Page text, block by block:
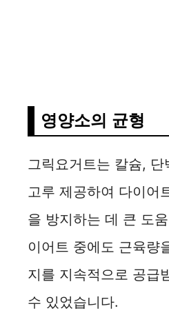
영양소의 균형
그릭요거트는 칼슘,
고루 제공하여 다이어
을 방지하는 데 큰 도
이어트 중에도 근육량
지를 지속적으로 공급
수 있었습니다.